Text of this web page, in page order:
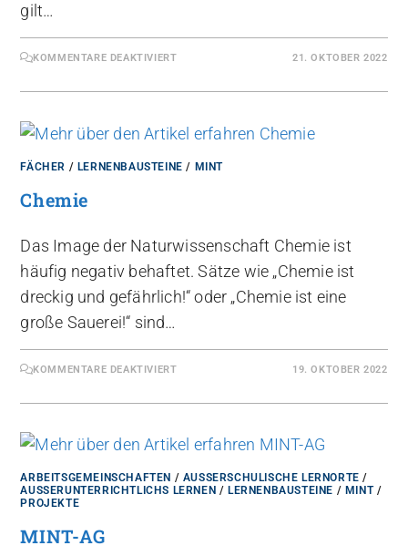
gilt…
KOMMENTARE DEAKTIVIERT 21. OKTOBER 2022
FÄCHER / LERNENBAUSTEINE / MINT
Chemie
Das Image der Naturwissenschaft Chemie ist
häufig negativ behaftet. Sätze wie „Chemie ist
dreckig und gefährlich!“ oder „Chemie ist eine
große Sauerei!“ sind…
KOMMENTARE DEAKTIVIERT 19. OKTOBER 2022
ARBEITSGEMEINSCHAFTEN / AUSSERSCHULISCHE LERNORTE
/
AUSSERUNTERRICHTLICHS LERNEN
/ LERNENBAUSTEINE / MINT/
PROJEKTE
MINT-AG